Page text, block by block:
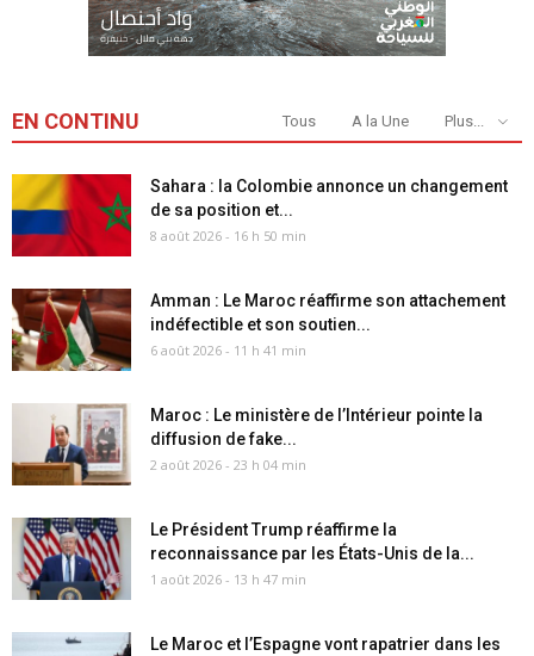
EN CONTINU Tous A la Une Plus...
Sahara : la Colombie annonce un changement
de sa position et...
8 août 2026 - 16 h 50 min
Amman : Le Maroc réaffirme son attachement
indéfectible et son soutien...
6 août 2026 - 11 h 41 min
Maroc : Le ministère de l’Intérieur pointe la
diffusion de fake...
2 août 2026 - 23 h 04 min
Le Président Trump réaffirme la
reconnaissance par les États-Unis de la...
1 août 2026 - 13 h 47 min
Le Maroc et l’Espagne vont rapatrier dans les